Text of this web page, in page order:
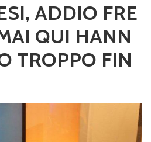
ADDIO FRE
QUI HANN
TROPPO FIN